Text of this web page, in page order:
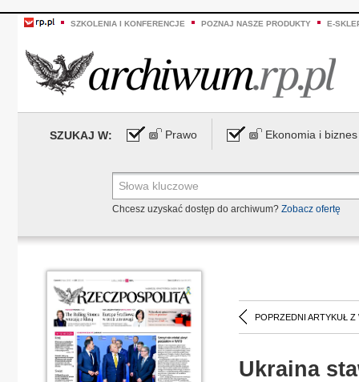
SZKOLENIA I KONFERENCJE POZNAJ NASZE PRODUKTY E-
SZUKAJ W: Prawo Ekonomia i biznes
Chcesz uzyskać dostęp do archiwum? Zobacz ofertę
POPRZEDNI ARTYKUŁ Z
Ukraina